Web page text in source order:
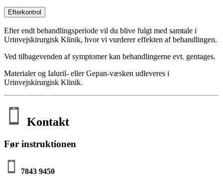
Efterkontrol
Efter endt behandlingsperiode vil du blive fulgt med samtale i
Urinvejskirurgisk Klinik, hvor vi vurderer effekten af behandlingen.
Ved tilbagevenden af symptomer kan behandlingerne evt. gentages.
Materialer og Ialuril- eller Gepan-væsken udleveres i
Urinvejskirurgisk Klinik.
Kontakt
Før instruktionen
7843 9450